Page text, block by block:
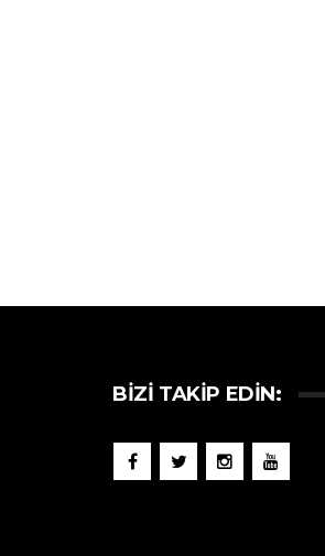
BIZI TAKIP EDIN: